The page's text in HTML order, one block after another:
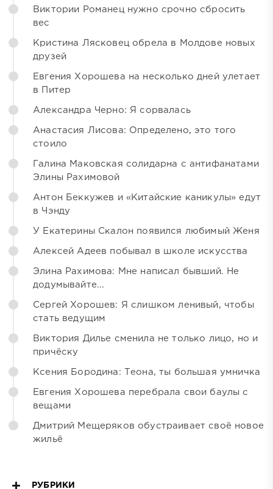
Виктории Романец нужно срочно сбросить
вес
Кристина Лясковец обрела в Молдове новых
друзей
Евгения Хорошева на несколько дней улетает
в Питер
Александра Черно: Я сорвалась
Анастасия Лисова: Определено, это того
стоило
Галина Маковская солидарна с антифанатами
Элины Рахимовой
Антон Беккужев и «Китайские каникулы» едут
в Чэнду
У Екатерины Скалон появился любимый Женя
Алексей Адеев побывал в школе искусства
Элина Рахимова: Мне написал бывший. Не
додумывайте...
Сергей Хорошев: Я слишком ленивый, чтобы
стать ведущим
Виктория Дилье сменила не только лицо, но и
причёску
Ксения Бородина: Теона, ты большая умничка
Евгения Хорошева перебрала свои баулы с
вещами
Дмитрий Мещеряков обустраивает своё новое
жильё
РУБРИКИ